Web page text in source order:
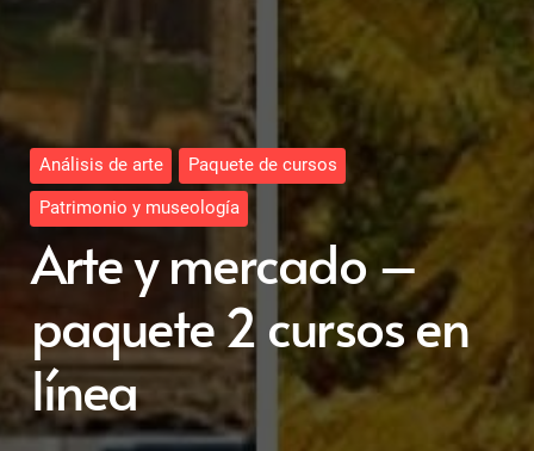
Análisis de arte
Paquete de cursos
Patrimonio y museología
Arte y mercado –
paquete 2 cursos en
línea